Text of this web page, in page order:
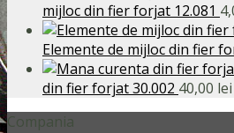
mijloc din fier forjat 12.081
Elemente de mijloc din fier
din fier forjat 30.002 40,00 lei
Compania